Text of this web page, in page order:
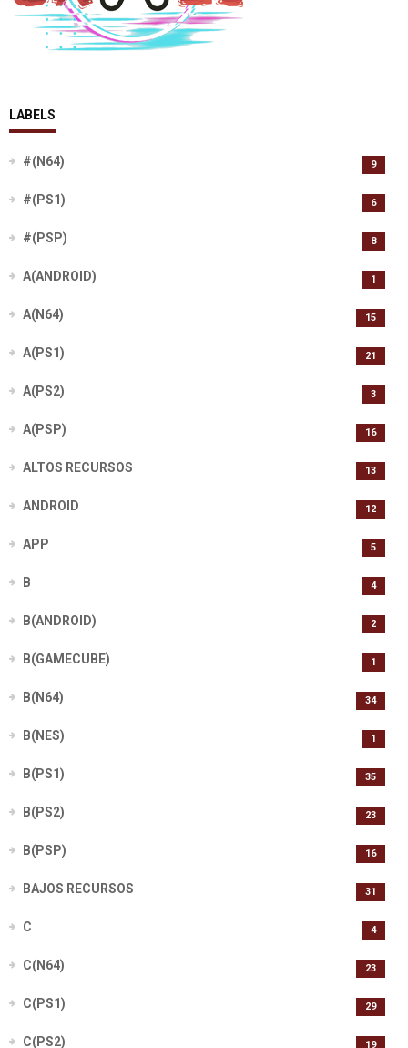
LABELS
#(N64) 9
#(PS1) 6
#(PSP) 8
A(ANDROID) 1
A(N64) 15
A(PS1) 21
A(PS2) 3
A(PSP) 16
ALTOS RECURSOS 13
ANDROID 12
APP 5
B 4
B(ANDROID) 2
B(GAMECUBE) 1
B(N64) 34
B(NES) 1
B(PS1) 35
B(PS2) 23
B(PSP) 16
BAJOS RECURSOS 31
C 4
C(N64) 23
C(PS1) 29
C(PS2) 19